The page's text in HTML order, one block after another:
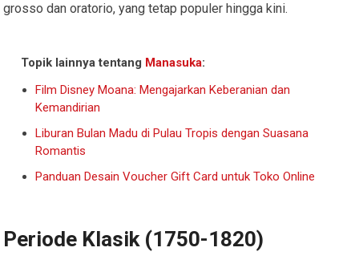
grosso dan oratorio, yang tetap populer hingga kini.
Topik lainnya tentang Manasuka:
Film Disney Moana: Mengajarkan Keberanian dan
Kemandirian
Liburan Bulan Madu di Pulau Tropis dengan Suasana
Romantis
Panduan Desain Voucher Gift Card untuk Toko Online
Periode Klasik (1750-1820)